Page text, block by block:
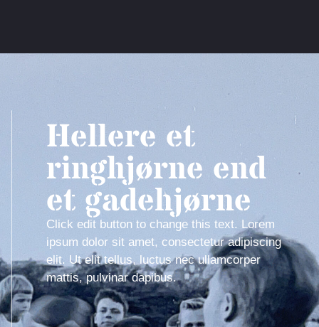
Hellere et
ringhjørne end
et gadehjørne
Click edit button to change this text. Lorem
ipsum dolor sit amet, consectetur adipiscing
elit. Ut elit tellus, luctus nec ullamcorper
mattis, pulvinar dapibus.